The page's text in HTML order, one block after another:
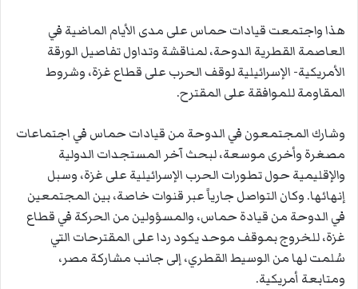
هذا واجتمعت قيادات حماس على مدى الأيام الماضية في
العاصمة القطرية الدوحة، لمناقشة وتداول تفاصيل الورقة
الأمريكية- الإسرائيلية لوقف الحرب على قطاع غزة، وشروط
المقاومة للموافقة على المقترح.
وشارك المجتمعون في الدوحة من قيادات حماس في اجتماعات
مصغرة وأخرى موسعة، لبحث آخر المستجدات الدولية
والإقليمية حول تطورات الحرب الإسرائيلية على غزة، وسبل
إنهائها. وكان التواصل جارياً عبر قنوات خاصة، بين المجتمعين
في الدوحة من قيادة حماس، والمسؤولين من الحركة في قطاع
غزة، للخروج بموقف موحد يكود ردا على المقترحات التي
سُلمت لها من الوسيط القطري، إلى جانب مشاركة مصر،
ومتابعة أمريكية.